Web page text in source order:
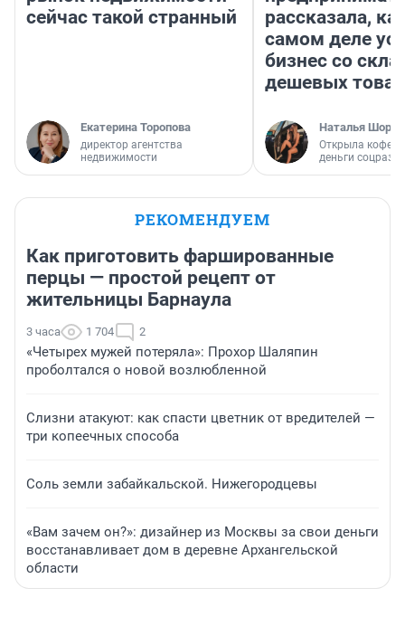
сейчас такой странный
Екатерина Торопова
директор агентства
недвижимости
рассказала,
самом деле
бизнес со
дешевых
Наталья
Открыла
деньги
РЕКОМЕНДУЕМ
Как приготовить фаршированные
перцы — простой рецепт от
жительницы Барнаула
3 часа 1 704 2
«Четырех мужей потеряла»: Прохор Шаляпин
проболтался о новой возлюбленной
Слизни атакуют: как спасти цветник от вредителей —
три копеечных способа
Соль земли забайкальской. Нижегородцевы
«Вам зачем он?»: дизайнер из Москвы за свои деньги
восстанавливает дом в деревне Архангельской
области